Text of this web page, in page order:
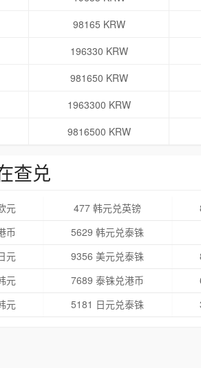
98165 KRW
196330 KRW
981650 KRW
1963300 KRW
9816500 KRW
查兑
元 477 韩元兑英镑
币
5629 韩元兑泰铢
元
9356 美元兑泰铢
元
7689 泰铢兑港币
元
5181 日元兑泰铢